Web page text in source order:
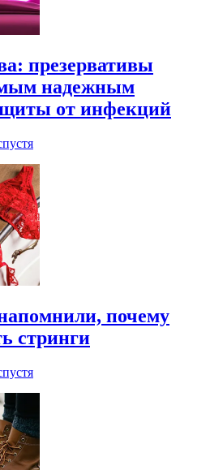
презервативы
надежным
от инфекций
почему
стринги